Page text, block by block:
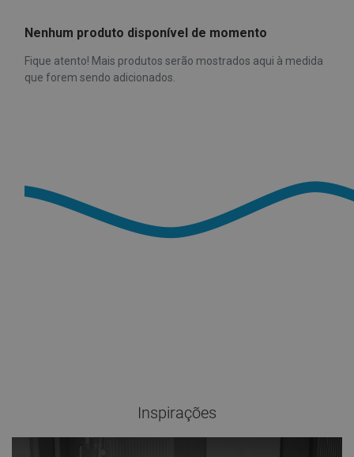
Nenhum produto disponível de momento
Fique atento! Mais produtos serão mostrados aqui à medida
que forem sendo adicionados.
Inspirações